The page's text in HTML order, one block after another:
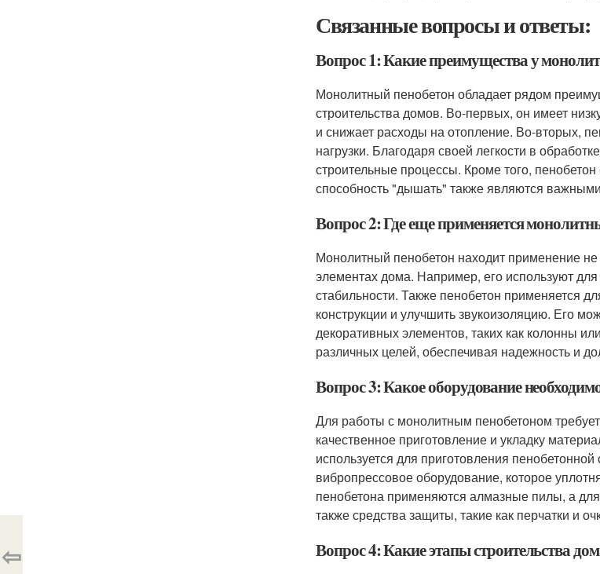
Связанные вопросы и ответы:
Вопрос 1: Какие преимущества у
Монолитный пенобетон обладает рядом
строительства домов. Во-первых, он имеет
и снижает расходы на отопление. Во-вторых,
нагрузки. Благодаря своей легкости в
строительные процессы. Кроме того,
способность "дышать" также являются
Вопрос 2: Где еще применяется
Монолитный пенобетон находит применение не
элементах дома. Например, его используют
стабильности. Также пенобетон применяется
конструкции и улучшить звукоизоляцию. Его
декоративных элементов, таких как колонны
различных целей, обеспечивая надежность и
Вопрос 3: Какое оборудование
Для работы с монолитным пенобетоном
качественное приготовление и укладку
используется для приготовления
вибропрессовое оборудование, которое
пенобетона применяются алмазные пилы, а
также средства защиты, такие как перчатки и
Вопрос 4: Какие этапы строительства
⇦